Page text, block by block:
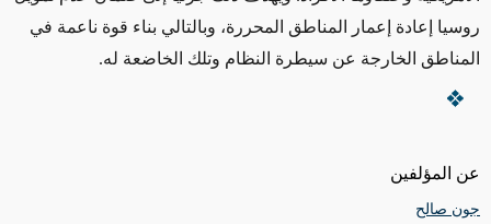
عن المؤلفين
جون صالح
روسيا إعادة إعمار المناطق المحررة، وبالتالي بناء قوة ناعمة في
المناطق الخارجة عن سيطرة النظام وتلك الخاضعة له.